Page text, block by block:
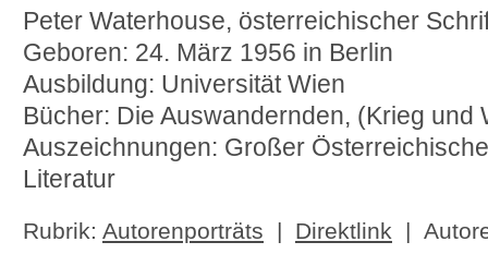
Peter Waterhouse, österreichischer
Geboren: 24. März 1956 in Berlin
Ausbildung: Universität Wien
Bücher: Die Auswandernden, (Krieg
Auszeichnungen: Großer
Literatur
Rubrik: Autorenporträts | Direktlink |